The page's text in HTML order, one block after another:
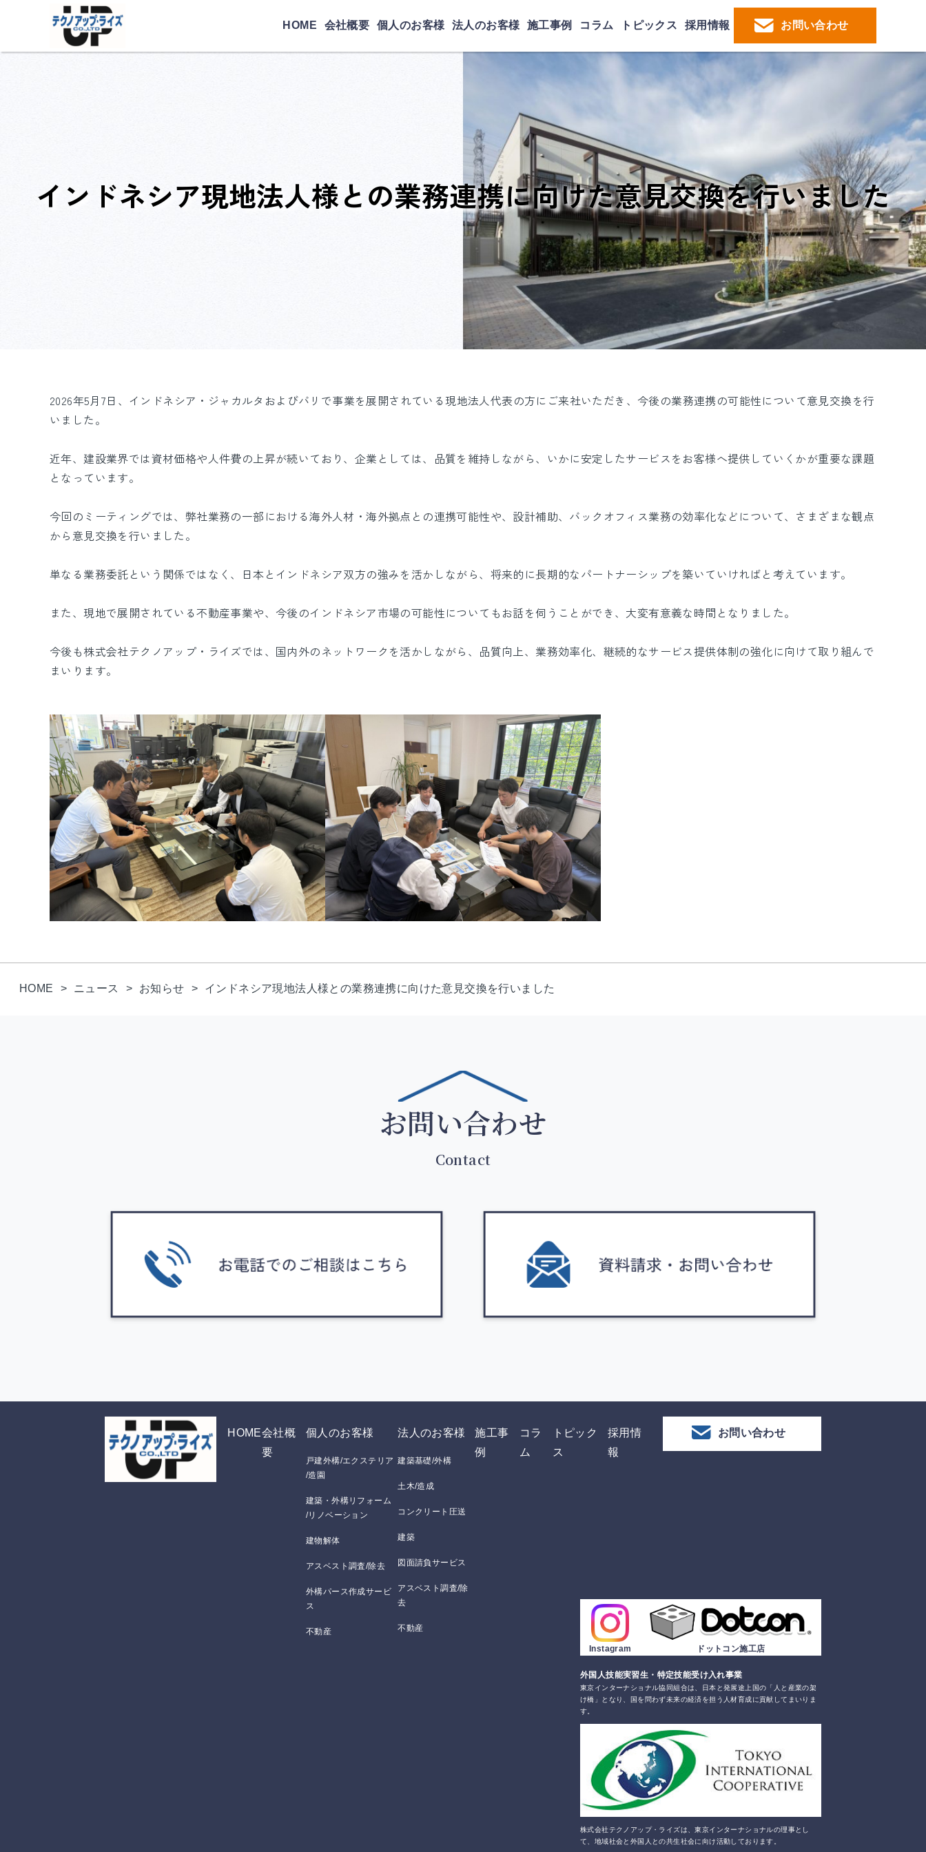
HOME 会社概要 個人のお客様 法人のお客様 施工事例 コラム トピックス 採用情報 お問い合わせ
インドネシア現地法人様との業務連携に向けた意見交換を行いました
2026年5月7日、インドネシア・ジャカルタおよびバリで事業を展開されている現地法人代表の方にご来社いただき、今後の業務連携の可能性について意見交換を行
いました。
近年、建設業界では資材価格や人件費の上昇が続いており、企業としては、品質を維持しながら、いかに安定したサービスをお客様へ提供していくかが重要な課題
となっています。
今回のミーティングでは、弊社業務の一部における海外人材・海外拠点との連携可能性や、設計補助、バックオフィス業務の効率化などについて、さまざまな観点
から意見交換を行いました。
単なる業務委託という関係ではなく、日本とインドネシア双方の強みを活かしながら、将来的に長期的なパートナーシップを築いていければと考えています。
また、現地で展開されている不動産事業や、今後のインドネシア市場の可能性についてもお話を伺うことができ、大変有意義な時間となりました。
今後も株式会社テクノアップ・ライズでは、国内外のネットワークを活かしながら、品質向上、業務効率化、継続的なサービス提供体制の強化に向けて取り組んで
まいります。
HOME ニュース お知らせ インドネシア現地法人様との業務連携に向けた意見交換を行いました
お問い合わせ
Contact
HOME会社概
要
個人のお客様
戸建外構/エクステリア
/造園
建築・外構リフォーム
/リノベーション
建物解体
アスベスト調査/除去
外構パース作成サービ
ス
不動産
法人のお客様
建築基礎/外構
土木/造成
コンクリート圧送
建築
図面請負サービス
アスベスト調査/除
去
不動産
施工事
例
コラ
ム
トピック
ス
採用情
報
お問い合わせ
Instagram ドットコン施工店
外国人技能実習生・特定技能受け入れ事業
東京インターナショナル協同組合は、日本と発展途上国の「人と産業の架
け橋」となり、国を問わず未来の経済を担う人材育成に貢献してまいりま
す。
株式会社テクノアップ・ライズは、東京インターナショナルの理事とし
て、地域社会と外国人との共生社会に向け活動しております。